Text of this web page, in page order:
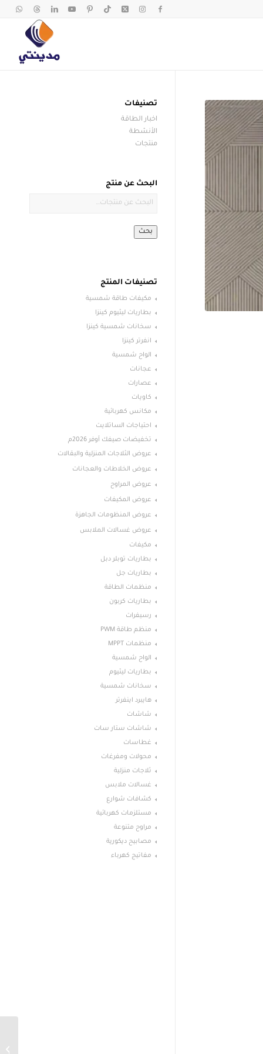
تصنيفات
اخبار الطاقة
الأنشطة
منتجات
البحث عن منتج
بحث
تصنيفات المنتج
مكيفات طاقة شمسية
بطاريات ليثيوم كينزا
سخانات شمسية كينزا
انفرتر كينزا
الواح شمسية
عجانات
عصارات
كاويات
مكانس كهربائية
احتياجات الساتلايت
تخفيضات صيفك أوفر 2026م
عروض الثلاجات المنزلية والبقالات
عروض الخلاطات والعجانات
عروض المراوح
عروض المكيفات
عروض المنظومات الجاهزة
عروض غسالات الملابس
مكيفات
بطاريات توبلر دبل
بطاريات جل
منظمات الطاقة
بطاريات كربون
رسيفرات
منظم طاقة PWM
منظمات MPPT
الواح شمسية
بطاريات ليثيوم
سخانات شمسية
هايبرد اينفرتر
شاشات
شاشات ستار سات
غطاسات
محولات ومفرغات
ثلاجات منزلية
غسالات ملابس
كشافات شوارع
مستلزمات كهربائية
مراوح متنوعة
مصابيح ديكورية
مفاتيج كهرباء